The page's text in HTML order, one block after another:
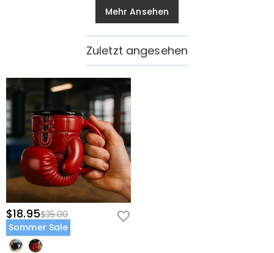
Mehr Ansehen
Zuletzt angesehen
$18.95$35.00
Sommer Sale